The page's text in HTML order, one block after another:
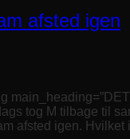
afsted igen
tog M tilbage til
afsted igen.